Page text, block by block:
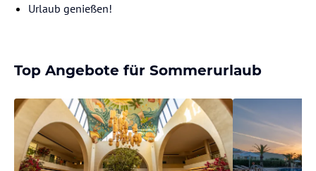
Urlaub genießen!
Top Angebote für Sommerurlaub